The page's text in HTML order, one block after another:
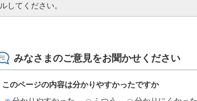
ルしてください。
みなさまのご意見をお聞かせください
このページの内容は分かりやすかったですか